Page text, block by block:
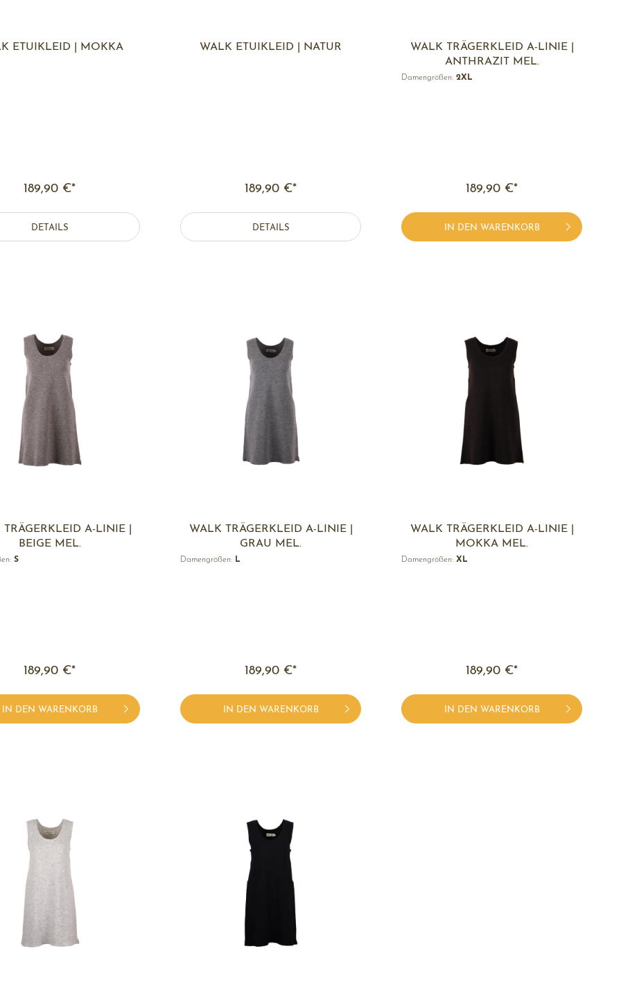
ETUIKLEID | MOKKA
189,90 €*
DETAILS
WALK ETUIKLEID | NATUR
189,90 €*
DETAILS
WALK TRÄGERKLEID A-LINIE |
ANTHRAZIT MEL.
Damengrößen:2XL
189,90 €*
IN DEN WARENKORB
A-LINIE |
BEIGE MEL.
S
189,90 €*
IN DEN WARENKORB
WALK TRÄGERKLEID A-LINIE |
GRAU MEL.
Damengrößen: L
189,90 €*
IN DEN WARENKORB
WALK TRÄGERKLEID A-LINIE |
MOKKA MEL.
Damengrößen:XL
189,90 €*
IN DEN WARENKORB